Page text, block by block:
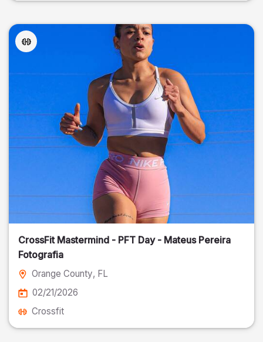
CrossFit Mastermind - PFT Day - Mateus Pereira
Fotografia
Orange County, FL
02/21/2026
Crossfit